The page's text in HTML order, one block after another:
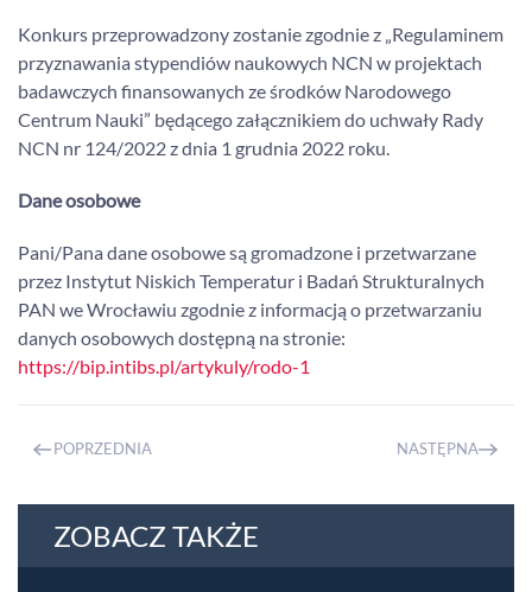
Konkurs przeprowadzony zostanie zgodnie z „Regulaminem
przyznawania stypendiów naukowych NCN w projektach
badawczych finansowanych ze środków Narodowego
Centrum Nauki” będącego załącznikiem do uchwały Rady
NCN nr 124/2022 z dnia 1 grudnia 2022 roku.
Dane osobowe
Pani/Pana dane osobowe są gromadzone i przetwarzane
przez Instytut Niskich Temperatur i Badań Strukturalnych
PAN we Wrocławiu zgodnie z informacją o przetwarzaniu
danych osobowych dostępną na stronie:
https://bip.intibs.pl/artykuly/rodo-1
POPRZEDNIA NASTĘPNA
ZOBACZ TAKŻE